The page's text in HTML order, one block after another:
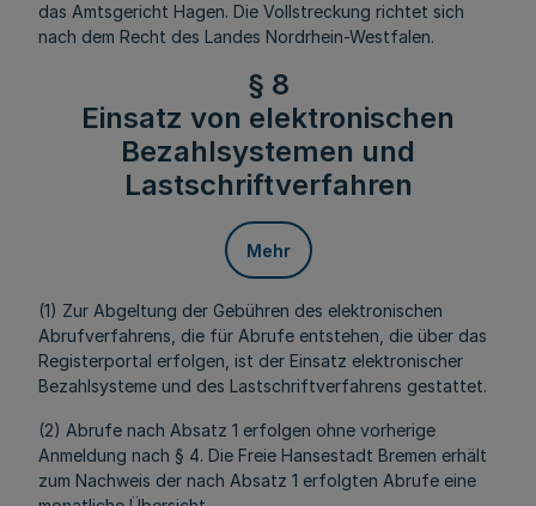
das Amtsgericht Hagen. Die Vollstreckung richtet sich
nach dem Recht des Landes Nordrhein-Westfalen.
§ 8
Einsatz von elektronischen
Bezahlsystemen und
Lastschriftverfahren
Mehr
(1) Zur Abgeltung der Gebühren des elektronischen
Abrufverfahrens, die für Abrufe entstehen, die über das
Registerportal erfolgen, ist der Einsatz elektronischer
Bezahlsysteme und des Lastschriftverfahrens gestattet.
(2) Abrufe nach Absatz 1 erfolgen ohne vorherige
Anmeldung nach § 4. Die Freie Hansestadt Bremen erhält
zum Nachweis der nach Absatz 1 erfolgten Abrufe eine